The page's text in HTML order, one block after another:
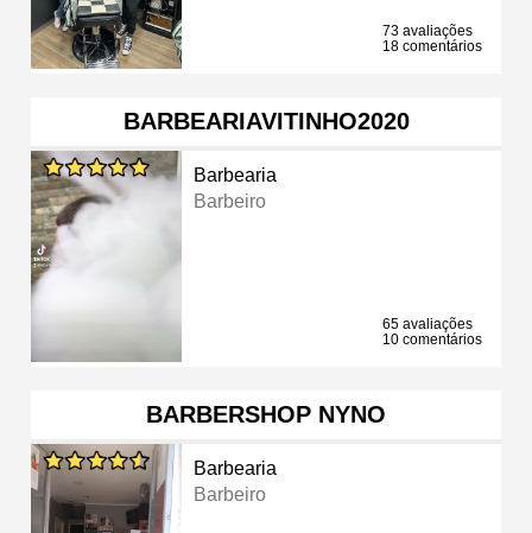
73 avaliações
18 comentários
BARBEARIAVITINHO2020
Barbearia
Barbeiro
65 avaliações
10 comentários
BARBERSHOP NYNO
Barbearia
Barbeiro